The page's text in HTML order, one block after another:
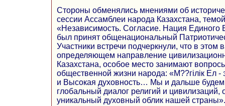
Стороны обменялись мнениями об
сессии Ассамблеи народа Казахстана,
«Независимость. Согласие. Нация Единого
был принят общенациональный
Участники встречи подчеркнули, что в этом
определяющем направление
Казахстана, особое место занимают
общественной жизни народа: «М??гілік Ел -
и Высокая духовность… Мы и дальше будем
глобальный диалог религий и
уникальный духовный облик нашей страны».